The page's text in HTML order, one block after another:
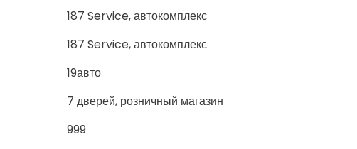
187 Service, автокомплекс
187 Service, автокомплекс
19авто
7 дверей, розничный магазин
999